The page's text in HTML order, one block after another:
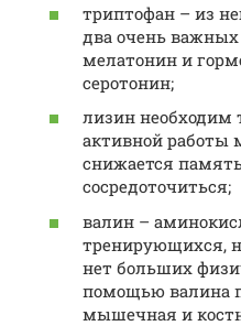
триптофан – из
два очень
мелатонин и
серотонин;
лизин необходим
активной работы
снижается
сосредоточиться;
валин –
тренирующихся,
нет больших
помощью валина
мышечная и